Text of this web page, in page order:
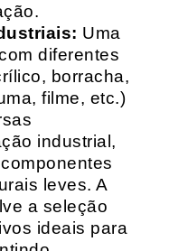
Uma
diferentes
borracha,
filme, etc.)
industrial,
leves. A
a seleção
ideais para